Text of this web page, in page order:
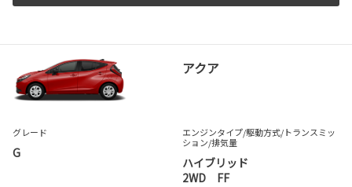
アクア
グレード
G
エンジンタイプ/駆動方式/トランスミッ
ション/排気量
ハイブリッド
2WD FF